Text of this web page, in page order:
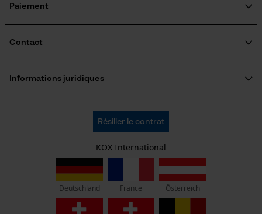
Inscription à la newsletter
KOX Catalogue
Informations sur les frais de livraison
Paiement
Contact
Formulaire de commande
Oregon Tool Europe SA/NV
KOX - Pour les Pros du Bois et de la Motoculture
Rue Emile Francqui 11
1435 Mont-Saint-Guibert
Pas de magasin !
Adresse de retour:
Informations juridiques
Politique de confidentialitéRésilier le contrat
KOX International
Deutschland France Österreich